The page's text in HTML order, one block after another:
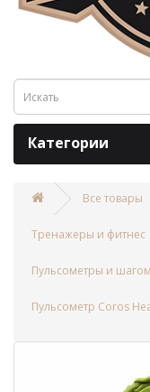
Категории
Все товары
Тренажеры и фитнес
Пульсометры и
Пульсометр Coros